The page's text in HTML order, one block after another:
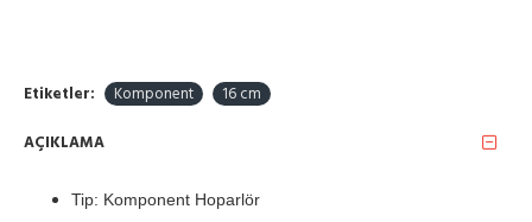
Etiketler: Komponent 16 cm
AÇIKLAMA
Tip: Komponent Hoparlör